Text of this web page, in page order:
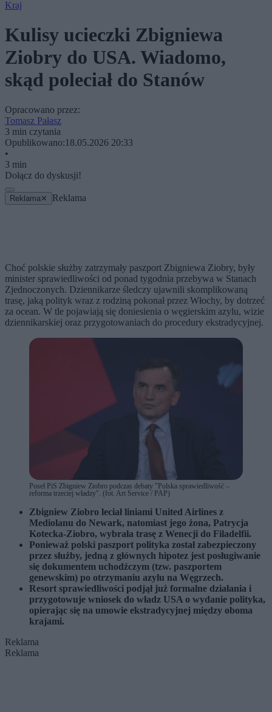
Kraj
Kulisy ucieczki Zbigniewa
Ziobry do USA. Wiadomo,
skąd poleciał do Stanów
Opracowano przez:
Tomasz Pałasz
3 min czytania
Opublikowano:18.05.2026 20:33
•
3 min
Dołącz do dyskusji!
Reklama ✕ Reklama
Choć polskie służby zatrzymały paszport Zbigniewa Ziobry, były
minister sprawiedliwości od ponad tygodnia przebywa w Stanach
Zjednoczonych. Dziennikarze śledczy ujawnili skomplikowaną
trasę, jaką polityk wraz z rodziną pokonał przez Włochy, by dotrzeć
za ocean. W tle pojawiają się doniesienia o węgierskim azylu, wizie
dziennikarskiej oraz przygotowaniach do procedury ekstradycyjnej.
Poseł PiS Zbigniew Ziobro podczas debaty "Polska sprawiedliwość –
reforma trzeciej władzy". (fot. Art Service / PAP)
Zbigniew Ziobro leciał liniami United Airlines z
Mediolanu do Newark, natomiast jego żona, Patrycja
Kotecka-Ziobro, wybrała trasę z Wenecji do Filadelfii.
Ponieważ polski paszport polityka został zabezpieczony
przez służby, jedną z głównych hipotez jest posługiwanie
się dokumentem uchodźczym (tzw. paszportem
genewskim) po otrzymaniu azylu na Węgrzech.
Resort sprawiedliwości podjął już formalne działania i
przygotowuje wniosek do władz USA o wydanie polityka,
opierając się na umowie ekstradycyjnej między oboma
krajami.
Reklama
Reklama